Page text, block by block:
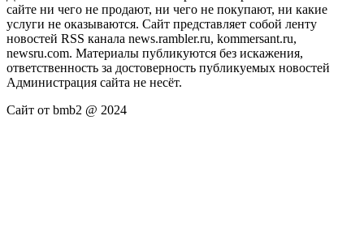
сайте ни чего не продают, ни чего не покупают, ни какие
услуги не оказываются. Сайт представляет собой ленту
новостей RSS канала news.rambler.ru, kommersant.ru,
newsru.com. Материалы публикуются без искажения,
ответственность за достоверность публикуемых новостей
Администрация сайта не несёт.
Сайт от bmb2 @ 2024